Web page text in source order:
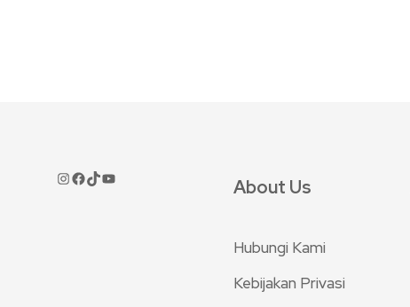
About Us
Hubungi Kami
Kebijakan Privasi